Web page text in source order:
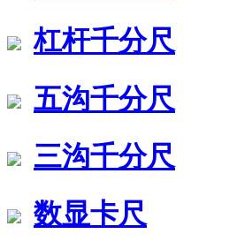
杠杆千分尺
五沟千分尺
三沟千分尺
数显卡尺